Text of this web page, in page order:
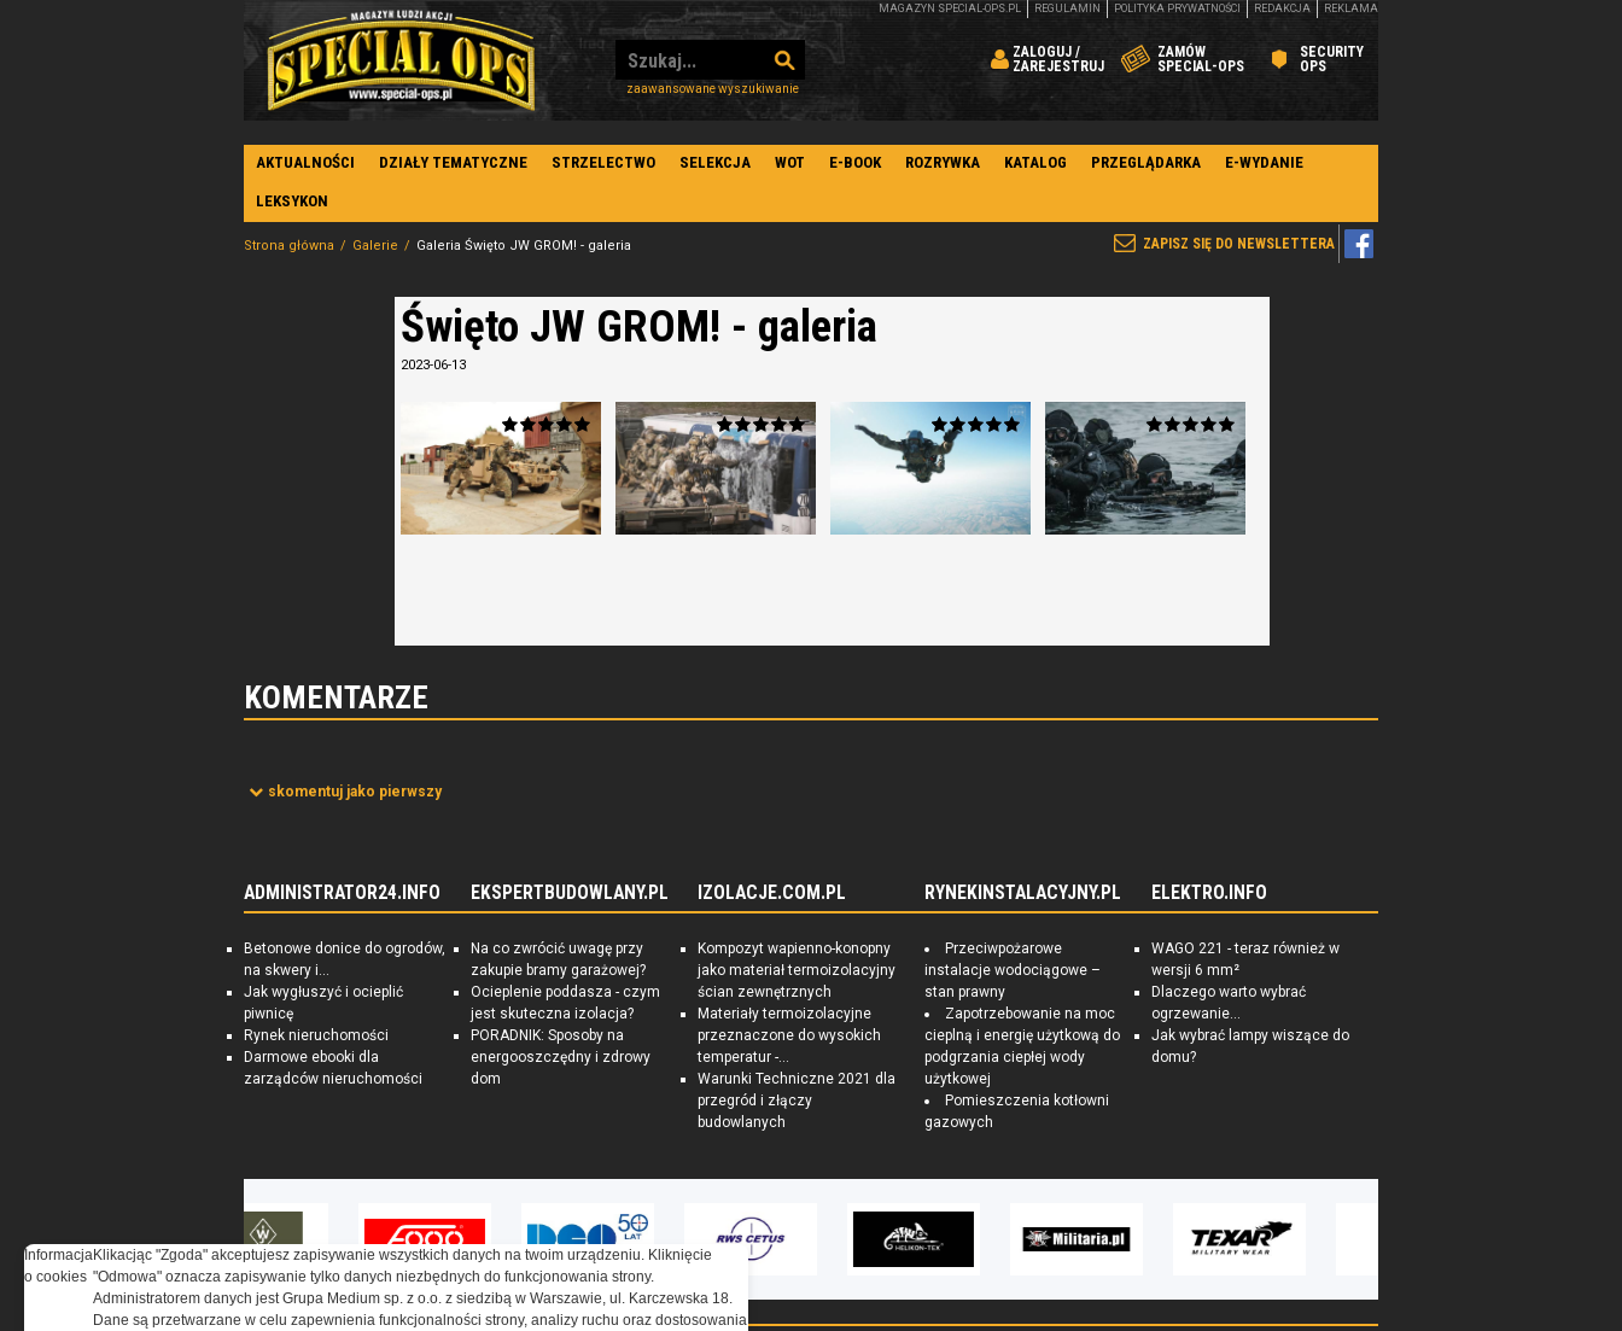
zaawansowane wyszukiwanie
ZALOGUJ /
ZAREJESTRUJ
ZAMÓW
SPECIAL-OPS
SECURITY
OPS
MAGAZYN SPECIAL-OPS.PL REGULAMIN POLITYKA PRYWATNOŚCI REDAKCJA REKLAMA
AKTUALNOŚCI DZIAŁY TEMATYCZNE STRZELECTWO SELEKCJA WOT E-BOOK ROZRYWKA KATALOG PRZEGLĄDARKA E-WYDANIE
LEKSYKON
ZAPISZ SIĘ DO NEWSLETTERA
Strona główna Galerie Galeria Święto JW GROM! - galeria
Święto JW GROM! - galeria
2023-06-13
KOMENTARZE
skomentuj jako pierwszy
ADMINISTRATOR24.INFO
Betonowe donice do ogrodów,
na skwery i...
Jak wygłuszyć i ocieplić
piwnicę
Rynek nieruchomości
Darmowe ebooki dla
zarządców nieruchomości
EKSPERTBUDOWLANY.PL
Na co zwrócić uwagę przy
zakupie bramy garażowej?
Ocieplenie poddasza - czym
jest skuteczna izolacja?
PORADNIK: Sposoby na
energooszczędny i zdrowy
dom
IZOLACJE.COM.PL
Kompozyt wapienno-konopny
jako materiał termoizolacyjny
ścian zewnętrznych
Materiały termoizolacyjne
przeznaczone do wysokich
temperatur -...
Warunki Techniczne 2021 dla
przegród i złączy
budowlanych
RYNEKINSTALACYJNY.PL
Przeciwpożarowe
instalacje wodociągowe –
stan prawny
Zapotrzebowanie na moc
cieplną i energię użytkową do
podgrzania ciepłej wody
użytkowej
Pomieszczenia kotłowni
gazowych
ELEKTRO.INFO
WAGO 221 - teraz również w
wersji 6 mm²
Dlaczego warto wybrać
ogrzewanie...
Jak wybrać lampy wiszące do
domu?
Informacja
o cookies
Klikacjąc "Zgoda" akceptujesz zapisywanie wszystkich danych na twoim urządzeniu. Kliknięcie
"Odmowa" oznacza zapisywanie tylko danych niezbędnych do funkcjonowania strony.
Administratorem danych jest Grupa Medium sp. z o.o. z siedzibą w Warszawie, ul. Karczewska 18.
Dane są przetwarzane w celu zapewnienia funkcjonalności strony, analizy ruchu oraz dostosowania